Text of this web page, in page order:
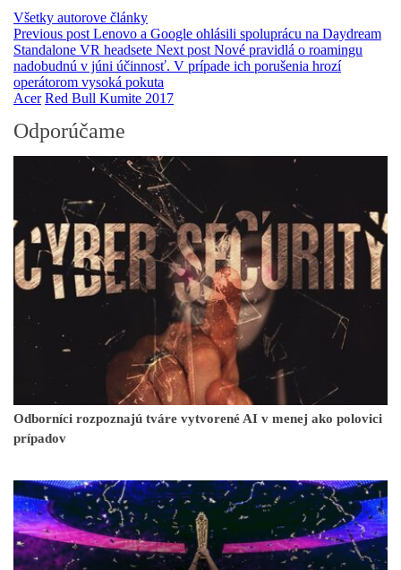
Všetky autorove články
Previous post Lenovo a Google ohlásili spoluprácu na Daydream
Standalone VR headsete Next post Nové pravidlá o roamingu
nadobudnú v júni účinnosť. V prípade ich porušenia hrozí
operátorom vysoká pokuta
Acer Red Bull Kumite 2017
Odporúčame
Odborníci rozpoznajú tváre vytvorené AI v menej ako polovici
prípadov